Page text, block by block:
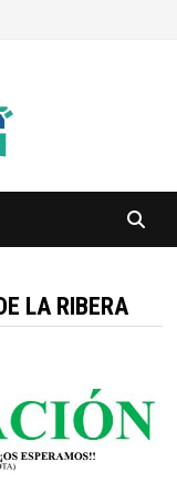
LA RIBERA